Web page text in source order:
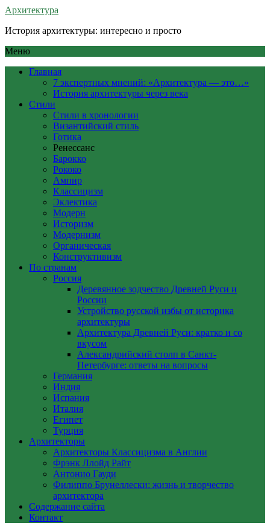
Архитектура
История архитектуры: интересно и просто
Меню
Главная
7 экспертных мнений: «Архитектура — это…»
История архитектуры через века
Стили
Стили в хронологии
Византийский стиль
Готика
Ренессанс
Барокко
Рококо
Ампир
Классицизм
Эклектика
Модерн
Историзм
Модернизм
Органическая
Конструктивизм
По странам
Россия
Деревянное зодчество Древней Руси и
России
Устройство русской избы от историка
архитектуры
Архитектура Древней Руси: кратко и со
вкусом
Александрийский столп в Санкт-
Петербурге: ответы на вопросы
Германия
Индия
Испания
Италия
Египет
Турция
Архитекторы
Архитекторы Классицизма в Англии
Фрэнк Ллойд Райт
Антонио Гауди
Филиппо Брунеллески: жизнь и творчество
архитектора
Содержание сайта
Контакт